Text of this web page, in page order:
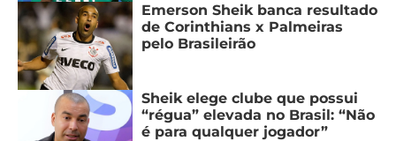
Emerson Sheik banca resultado
de Corinthians x Palmeiras
pelo Brasileirão
Sheik elege clube que possui
“régua” elevada no Brasil: “Não
é para qualquer jogador”